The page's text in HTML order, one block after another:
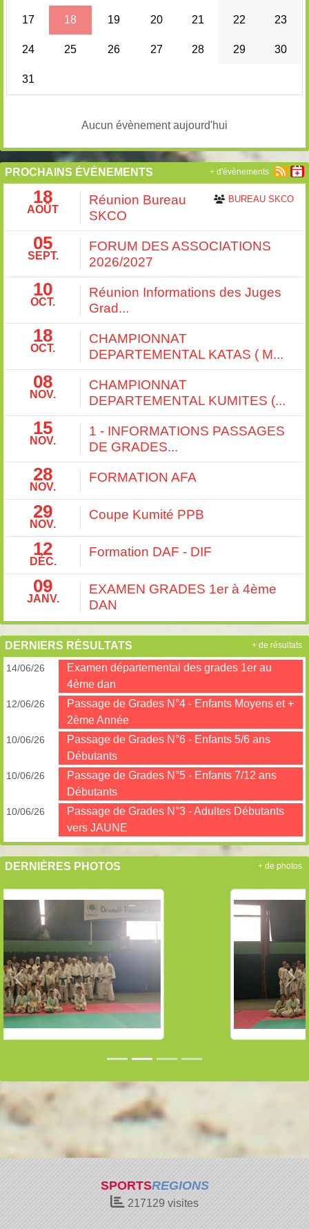
17 18 19 20 21 22 23
24 25 26 27 28 29 30
31
Aucun évènement aujourd'hui
PROCHAINS ÉVÈNEMENTS
18
AOÛT
BUREAU SKCO
Réunion Bureau
SKCO
05
SEPT.
FORUM DES ASSOCIATIONS
2026/2027
10
OCT.
Réunion Informations des Juges
Grad...
18
OCT.
CHAMPIONNAT
DEPARTEMENTAL KATAS ( M...
08
NOV.
CHAMPIONNAT
DEPARTEMENTAL KUMITES (...
15
NOV.
1 - INFORMATIONS PASSAGES
DE GRADES...
28
NOV.
FORMATION AFA
29
NOV.
Coupe Kumité PPB
12
DÉC.
Formation DAF - DIF
09
JANV.
EXAMEN GRADES 1er à 4ème
DAN
+ d'évènements
DERNIERS RÉSULTATS
14/06/26
Examen départemental des grades 1er au
4ème dan
12/06/26
Passage de Grades N°4 - Enfants Moyens et +
2ème Année
10/06/26
Passage de Grades N°6 - Enfants 5/6 ans
Débutants
10/06/26
Passage de Grades N°5 - Enfants 7/12 ans
Débutants
10/06/26
Passage de Grades N°3 - Adultes Débutants
vers JAUNE
+ de résultats
DERNIÈRES PHOTOS
Précedent
+ de photos
SPORTSREGIONS
217129 visites